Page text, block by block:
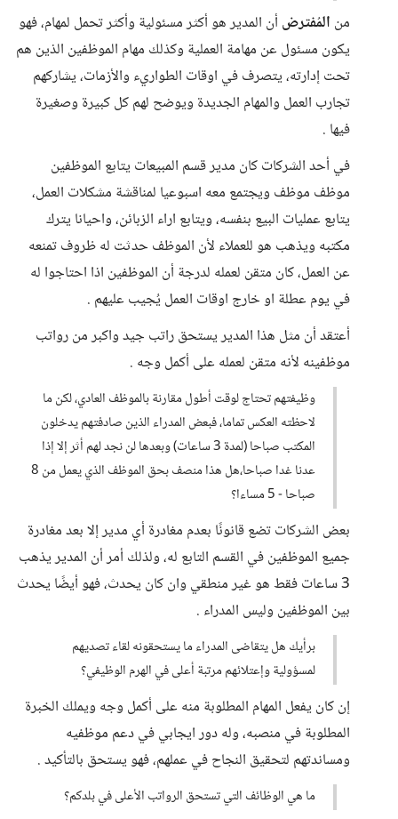
من المُفترض أن المدير هو أكثر مسئولية وأكثر تحمل لمهام، فهو
يكون مسئول عن مهامة العملية وكذلك مهام الموظفين الذين هم
تحت إدارته، يتصرف في اوقات الطواريء والأزمات، يشاركهم
تجارب العمل والمهام الجديدة ويوضح لهم كل كبيرة وصغيرة
فيها .
في أحد الشركات كان مدير قسم المبيعات يتابع الموظفين
موظف موظف ويجتمع معه اسبوعيا لمناقشة مشكلات العمل،
يتابع عمليات البيع بنفسه، ويتابع اراء الزبائن، واحيانا يترك
مكتبه ويذهب هو للعملاء لأن الموظف حدثت له ظروف تمنعه
عن العمل، كان متقن لعمله لدرجة أن الموظفين اذا احتاجوا له
في يوم عطلة او خارج اوقات العمل يُجيب عليهم .
أعتقد أن مثل هذا المدير يستحق راتب جيد واكبر من رواتب
موظفينه لأنه متقن لعمله على أكمل وجه .
وظيفتهم تحتاج لوقت أطول مقارنة بالموظف العادي، لكن ما
لاحظته العكس تماما، فبعض المدراء الذين صادفتهم يدخلون
المكتب صباحا (لمدة 3 ساعات) وبعدها لن نجد لهم أثر إلا إذا
عدنا غدا صباحا،هل هذا منصف بحق الموظف الذي يعمل من 8
صباحا - 5 مساءا؟
بعض الشركات تضع قانونًا بعدم مغادرة أي مدير إلا بعد مغادرة
جميع الموظفين في القسم التابع له، ولذلك أمر أن المدير يذهب
3 ساعات فقط هو غير منطقي وان كان يحدث، فهو أيضًا يحدث
بين الموظفين وليس المدراء .
برأيك هل يتقاضى المدراء ما يستحقونه لقاء تصديهم
لمسؤولية وإعتلائهم مرتبة أعلى في الهرم الوظيفي؟
إن كان يفعل المهام المطلوبة منه على أكمل وجه ويملك الخبرة
المطلوبة في منصبه، وله دور ايجابي في دعم موظفيه
ومساندتهم لتحقيق النجاح في عملهم، فهو يستحق بالتأكيد .
ما هي الوظائف التي تستحق الرواتب الأعلى في بلدكم؟